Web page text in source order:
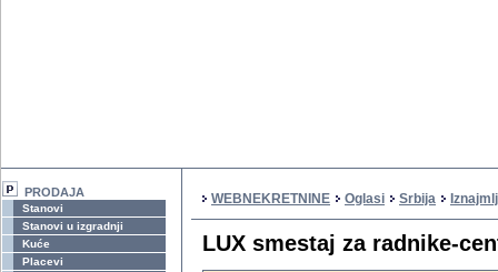
PRODAJA
Stanovi
Stanovi u izgradnji
Kuće
Placevi
WEBNEKRETNINE Oglasi Srbija
LUX smestaj za radnike-